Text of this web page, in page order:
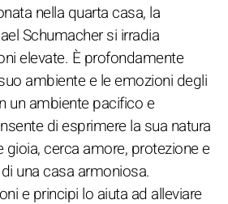
nella quarta casa, la
Schumacher si irradia
elevate. È profondamente
ambiente e le emozioni degli
un ambiente pacifico e
di esprimere la sua natura
gioia, cerca amore, protezione e
una casa armoniosa.
e principi lo aiuta ad alleviare